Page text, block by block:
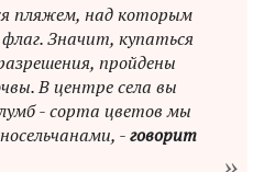
пляжем, над которым
Значит, купаться
пройдены
В центре села вы
- сорта цветов мы
-говорит